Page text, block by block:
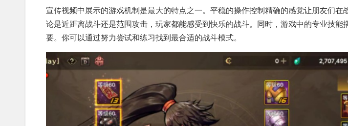
宣传视频中展示的游戏机制是最大的特点之一。平稳的操作控制精确的感觉让朋友们在
论是近距离战斗还是范围攻击，玩家都能感受到快乐的战斗。同时，游戏中的专业技能
要。你可以通过努力尝试和练习找到最合适的战斗模式。